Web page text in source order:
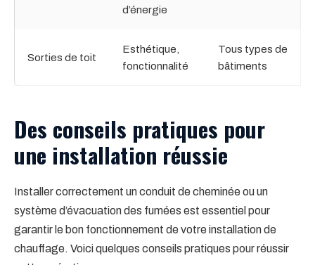
d’énergie
Sorties de toit
Esthétique,
fonctionnalité
Tous types de
bâtiments
Des conseils pratiques pour
une installation réussie
Installer correctement un conduit de cheminée ou un
système d’évacuation des fumées est essentiel pour
garantir le bon fonctionnement de votre installation de
chauffage. Voici quelques conseils pratiques pour réussir